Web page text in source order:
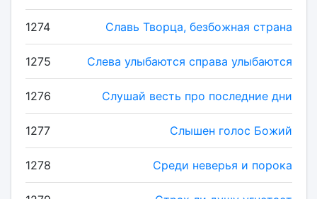
1274 Славь Творца, безбожная страна
1275 Слева улыбаются справа улыбаются
1276 Слушай весть про последние дни
1277 Слышен голос Божий
1278 Среди неверья и порока